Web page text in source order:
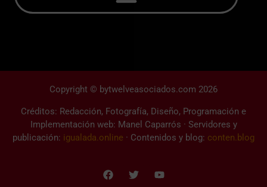
Copyright © bytwelveasociados.com 2026
Créditos: Redacción, Fotografía, Diseño, Programación e
Implementación web: Manel Caparrós · Servidores y
publicación: igualada.online · Contenidos y blog: conten.blog